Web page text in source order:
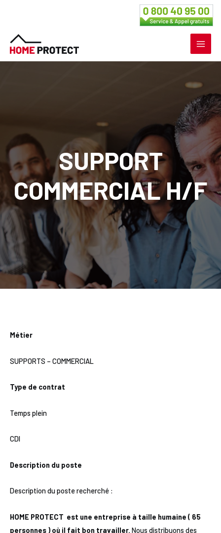
contenu
SUPPORT
COMMERCIAL H/F
Métier
SUPPORTS – COMMERCIAL
Type de contrat
Temps plein
CDI
Description du poste
Description du poste recherché :
HOME PROTECT est une entreprise à taille humaine ( 65
personnes ) où il fait bon travailler. Nous distribuons des